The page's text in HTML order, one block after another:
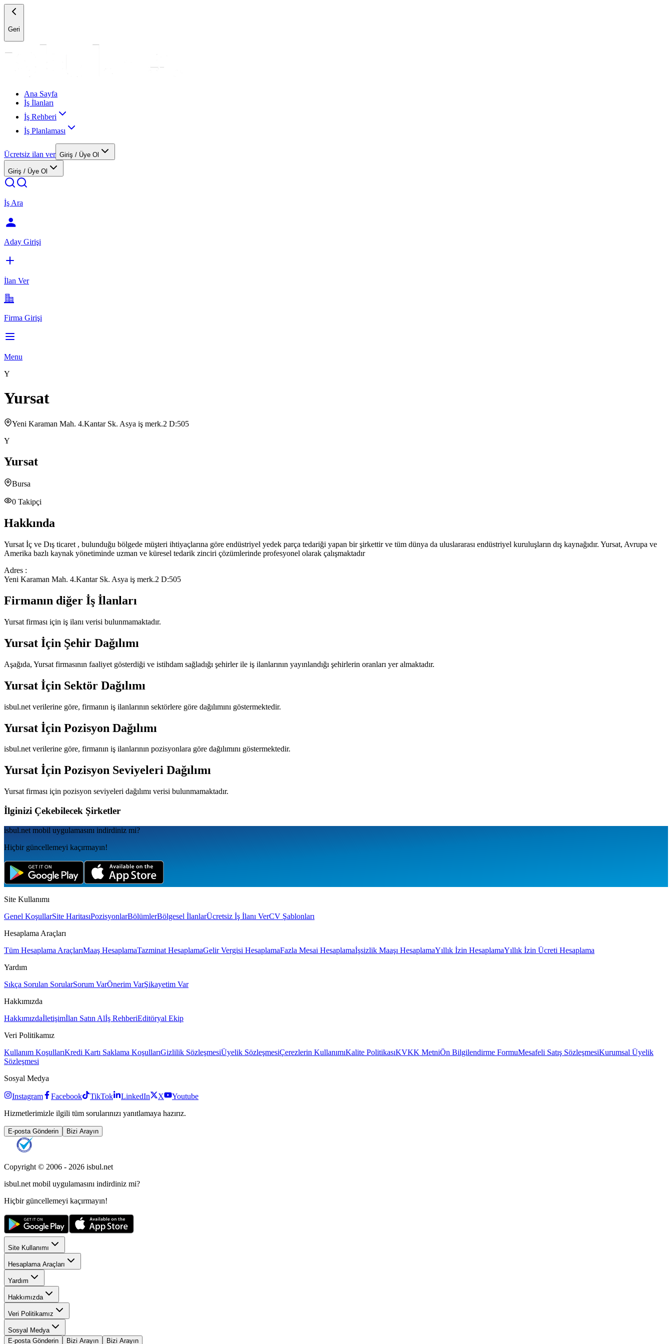
Geri
Ana Sayfa
İş İlanları
İş Rehberi
İş Planlaması
Ücretsiz ilan ver Giriş / Üye Ol
Giriş / Üye Ol
İş Ara
Aday Girişi
İlan Ver
Firma Girişi
Menu
Y
Yursat
Yeni Karaman Mah. 4.Kantar Sk. Asya iş merk.2 D:505
Y
Yursat
Bursa
0 Takipçi
Hakkında
Yursat İç ve Dış ticaret , bulunduğu bölgede müşteri ihtiyaçlarına göre endüstriyel yedek parça tedariği yapan bir şirkettir ve tüm dünya da uluslararası endüstriyel kuruluşların dış kaynağıdır. Yursat, Avrupa ve
Amerika bazlı kaynak yönetiminde uzman ve küresel tedarik zinciri çözümlerinde profesyonel olarak çalışmaktadır
Adres :
Yeni Karaman Mah. 4.Kantar Sk. Asya iş merk.2 D:505
Firmanın diğer İş İlanları
Yursat firması için iş ilanı verisi bulunmamaktadır.
Yursat İçin Şehir Dağılımı
Aşağıda, Yursat firmasının faaliyet gösterdiği ve istihdam sağladığı şehirler ile iş ilanlarının yayınlandığı şehirlerin oranları yer almaktadır.
Yursat İçin Sektör Dağılımı
isbul.net verilerine göre, firmanın iş ilanlarının sektörlere göre dağılımını göstermektedir.
Yursat İçin Pozisyon Dağılımı
isbul.net verilerine göre, firmanın iş ilanlarının pozisyonlara göre dağılımını göstermektedir.
Yursat İçin Pozisyon Seviyeleri Dağılımı
Yursat firması için pozisyon seviyeleri dağılımı verisi bulunmamaktadır.
İlginizi Çekebilecek Şirketler
isbul.net mobil uygulamаsını indirdiniz mi?
Hiçbir güncellemeyi kaçırmayın!
Site Kullanımı
Genel KoşullarSite HaritasıPozisyonlarBölümlerBölgesel İlanlarÜcretsiz İş İlanı VerCV Şablonları
Hesaplama Araçları
Tüm Hesaplama AraçlarıMaaş HesaplamaTazminat HesaplamaGelir Vergisi HesaplamaFazla Mesai Hesaplamaİşsizlik Maaşı HesaplamaYıllık İzin HesaplamaYıllık İzin Ücreti Hesaplama
Yardım
Sıkça Sorulan SorularSorum VarÖnerim VarŞikayetim Var
Hakkımızda
Hakkımızdaİletişimİlan Satın Alİş RehberiEditöryal Ekip
Veri Politikamız
Kullanım KoşullarıKredi Kartı Saklama KoşullarıGizlilik SözleşmesiÜyelik SözleşmesiÇerezlerin KullanımıKalite PolitikasıKVKK MetniÖn Bilgilendirme FormuMesafeli Satış SözleşmesiKurumsal Üyelik
Sözleşmesi
Sosyal Medya
Instagram Facebook TikTok LinkedIn X
Youtube
Hizmetlerimizle ilgili tüm sorularınızı yanıtlamaya hazırız.
E-posta Gönderin Bizi Arayın
Copyright © 2006 - 2026 isbul.net
isbul.net mobil uygulamasını indirdiniz mi?
Hiçbir güncellemeyi kaçırmayın!
Site Kullanımı
Hesaplama Araçları
Yardım
Hakkımızda
Veri Politikamız
Sosyal Medya
E-posta Gönderin
Bizi Arayın Bizi Arayın